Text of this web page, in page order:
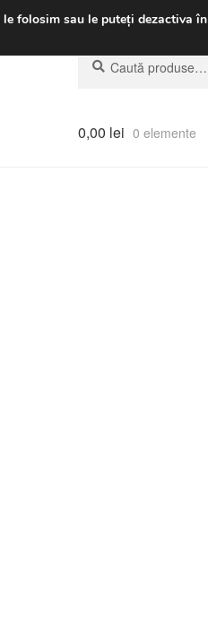
031 229 6816
Caută
după:
Caută
0,00 lei 0 elemente
folosim sau le puteți dezactiva în